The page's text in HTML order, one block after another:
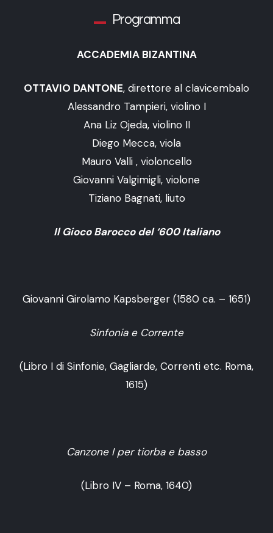
Programma
ACCADEMIA BIZANTINA
OTTAVIO DANTONE, direttore al clavicembalo
Alessandro Tampieri, violino I
Ana Liz Ojeda, violino II
Diego Mecca, viola
Mauro Valli , violoncello
Giovanni Valgimigli, violone
Tiziano Bagnati, liuto
Il Gioco Barocco del ‘600 Italiano
Giovanni Girolamo Kapsberger (1580 ca. – 1651)
Sinfonia e Corrente
(Libro I di Sinfonie, Gagliarde, Correnti etc. Roma,
1615)
Canzone I per tiorba e basso
(Libro IV – Roma, 1640)